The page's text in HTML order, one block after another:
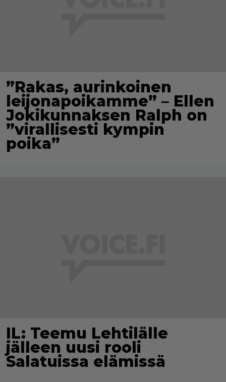
”Rakas, aurinkoinen
leijonapoikamme” – Ellen
Jokikunnaksen Ralph on
”virallisesti kympin
poika”
IL: Teemu Lehtilälle
jälleen uusi rooli
Salatuissa elämissä